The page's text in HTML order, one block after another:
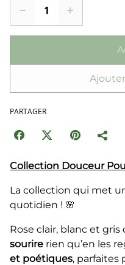
PARTAGER
Collection Douceur
La collection qui met
quotidien ! 🌸
Rose clair, blanc et
sourire rien qu’en les
et poétiques, parfaites